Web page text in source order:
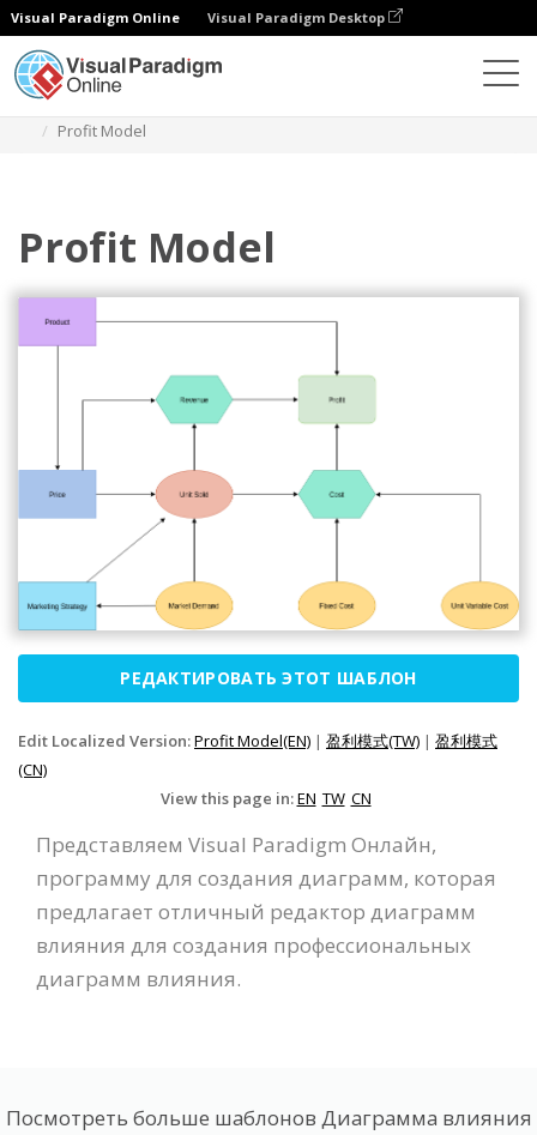
Visual Paradigm Online Visual Paradigm Desktop
Profit Model
Profit Model
РЕДАКТИРОВАТЬ ЭТОТ ШАБЛОН
Edit Localized Version:Profit Model(EN) | 盈利模式(TW) | 盈利模式
(CN)
View this page in:EN TW CN
Представляем Visual Paradigm Онлайн,
программу для создания диаграмм, которая
предлагает отличный редактор диаграмм
влияния для создания профессиональных
диаграмм влияния.
Посмотреть больше шаблонов Диаграмма влияния